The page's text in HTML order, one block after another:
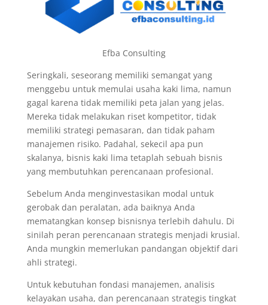
Efba Consulting
Seringkali, seseorang memiliki semangat yang
menggebu untuk memulai usaha kaki lima, namun
gagal karena tidak memiliki peta jalan yang jelas.
Mereka tidak melakukan riset kompetitor, tidak
memiliki strategi pemasaran, dan tidak paham
manajemen risiko. Padahal, sekecil apa pun
skalanya, bisnis kaki lima tetaplah sebuah bisnis
yang membutuhkan perencanaan profesional.
Sebelum Anda menginvestasikan modal untuk
gerobak dan peralatan, ada baiknya Anda
mematangkan konsep bisnisnya terlebih dahulu. Di
sinilah peran perencanaan strategis menjadi krusial.
Anda mungkin memerlukan pandangan objektif dari
ahli strategi.
Untuk kebutuhan fondasi manajemen, analisis
kelayakan usaha, dan perencanaan strategis tingkat